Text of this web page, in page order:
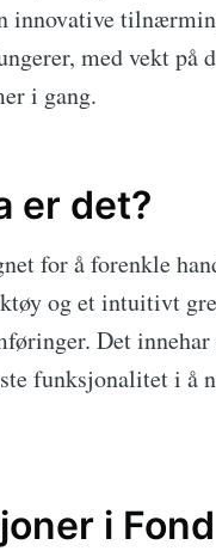
innovative
med vekt på
i gang.
er det?
for å forenkle
og et intuitivt
Det
funksjonalitet i å
i